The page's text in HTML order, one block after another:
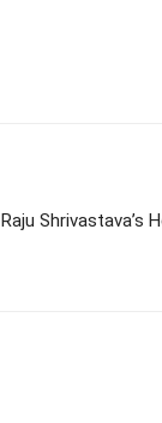
Raju Shrivastava’s